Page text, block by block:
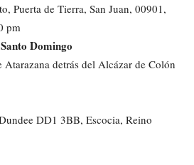
Puerta de Tierra, San Juan, 00901,
pm
Domingo
Atarazana detrás del Alcázar de Colón
DD1 3BB, Escocia, Reino